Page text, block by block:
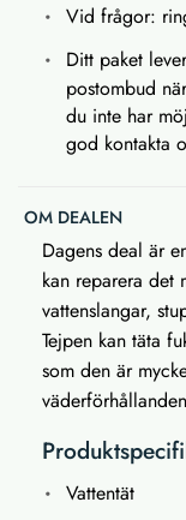
Vid frågor:
Ditt paket
postombud
du inte har
god kontakta
OM DEALEN
Dagens deal är
kan reparera det
vattenslangar,
Tejpen kan täta
som den är
Vattentät